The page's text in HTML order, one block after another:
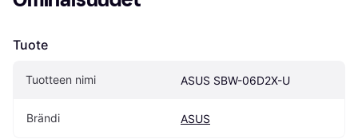
Tuote
Tuotteen nimi ASUS SBW-06D2X-U
Brändi ASUS